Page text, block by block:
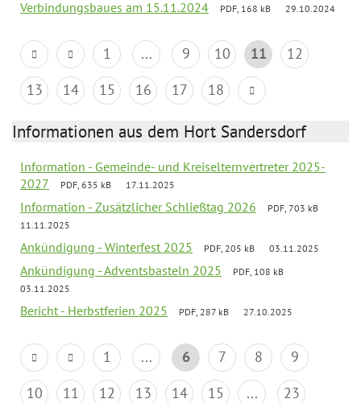
Verbindungsbaues am 15.11.2024
PDF, 168 kB 29.10.2024
1 ... 9 10 11
12
13
14 15 16 17 18
Informationen aus dem Hort Sandersdorf
Information - Gemeinde- und Kreiselternvertreter 2025-
2027
PDF, 635 kB 17.11.2025
Information - Zusätzlicher Schließtag 2026
PDF, 703 kB
11.11.2025
Ankündigung - Winterfest 2025 PDF, 205 kB 03.11.2025
Ankündigung - Adventsbasteln 2025
PDF, 108 kB
03.11.2025
Bericht - Herbstferien 2025 PDF, 287 kB 27.10.2025
1 ... 6 7 8
9
10
11 12 13 14 15 ... 23